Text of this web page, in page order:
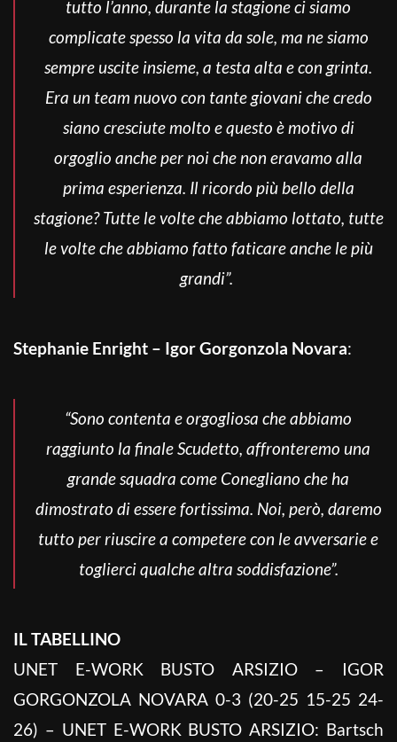
tutto l’anno, durante la stagione ci siamo
complicate spesso la vita da sole, ma ne siamo
sempre uscite insieme, a testa alta e con grinta.
Era un team nuovo con tante giovani che credo
siano cresciute molto e questo è motivo di
orgoglio anche per noi che non eravamo alla
prima esperienza. Il ricordo più bello della
stagione? Tutte le volte che abbiamo lottato, tutte
le volte che abbiamo fatto faticare anche le più
grandi”.
Stephanie Enright – Igor Gorgonzola Novara:
“Sono contenta e orgogliosa che abbiamo
raggiunto la finale Scudetto, affronteremo una
grande squadra come Conegliano che ha
dimostrato di essere fortissima. Noi, però, daremo
tutto per riuscire a competere con le avversarie e
toglierci qualche altra soddisfazione”.
IL TABELLINO
UNET E-WORK BUSTO ARSIZIO – IGOR
GORGONZOLA NOVARA 0-3 (20-25 15-25 24-
26) – UNET E-WORK BUSTO ARSIZIO: Bartsch